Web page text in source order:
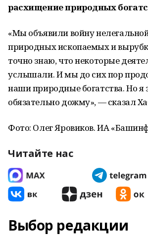
расхищение природных
«Мы объявили войну
природных ископаемых и
точно знаю, что некоторые
услышали. И мы до сих пор
наши природные богатства. Но я
обязательно дожму», — сказал
Фото: Олег Яровиков. ИА
Читайте нас
Выбор редакции